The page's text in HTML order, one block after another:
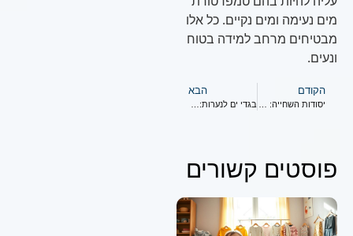
מים נעימה ומים נקיים. כל אלו
מבטיחים מרחב למידה בטוח
ונעים.
הקודם
יסודות השחייה: התחלה מוקדמת לתועלת לכל החיים
הבא
בגדי ים לנערות: אפשרויות מודרניות ונוחות
פוסטים קשורים